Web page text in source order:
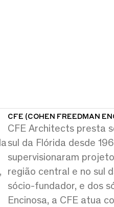
CFE (COHEN FREEDMAN
CFE Architects presta
sul da Flórida desde
supervisionaram
região central e no sul
sócio-fundador, e dos
Encinosa, a CFE atua